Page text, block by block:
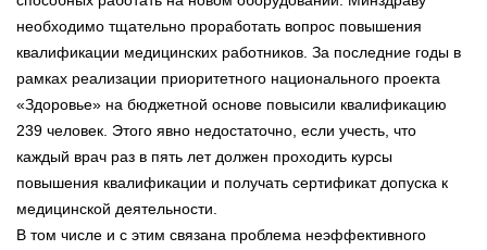
необходимо тщательно проработать вопрос повышения
квалификации медицинских работников. За последние годы в
рамках реализации приоритетного национального проекта
«Здоровье» на бюджетной основе повысили квалификацию
239 человек. Этого явно недостаточно, если учесть, что
каждый врач раз в пять лет должен проходить курсы
повышения квалификации и получать сертификат допуска к
медицинской деятельности.
В том числе и с этим связана проблема неэффективного